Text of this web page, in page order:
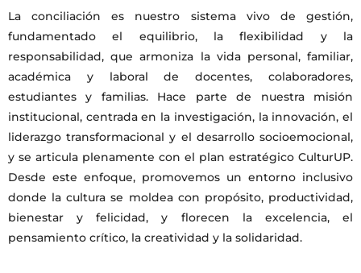
La conciliación es nuestro sistema vivo de gestión,
fundamentado el equilibrio, la flexibilidad y la
responsabilidad, que armoniza la vida personal, familiar,
académica y laboral de docentes, colaboradores,
estudiantes y familias. Hace parte de nuestra misión
institucional, centrada en la investigación, la innovación, el
liderazgo transformacional y el desarrollo socioemocional,
y se articula plenamente con el plan estratégico CulturUP.
Desde este enfoque, promovemos un entorno inclusivo
donde la cultura se moldea con propósito, productividad,
bienestar y felicidad, y florecen la excelencia, el
pensamiento crítico, la creatividad y la solidaridad.